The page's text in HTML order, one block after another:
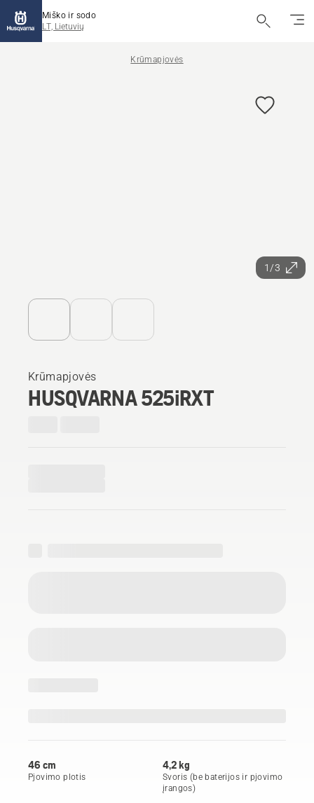
Miško ir sodo
LT, Lietuvių
Krūmapjovės
1/3
Krūmapjovės
HUSQVARNA 525iRXT
46 cm
Pjovimo plotis
4,2 kg
Svoris (be baterijos ir pjovimo
įrangos)